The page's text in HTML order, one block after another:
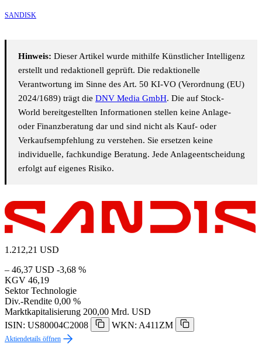
SANDISK
Hinweis: Dieser Artikel wurde mithilfe Künstlicher Intelligenz
erstellt und redaktionell geprüft. Die redaktionelle
Verantwortung im Sinne des Art. 50 KI-VO (Verordnung (EU)
2024/1689) trägt die DNV Media GmbH. Die auf Stock-
World bereitgestellten Informationen stellen keine Anlage-
oder Finanzberatung dar und sind nicht als Kauf- oder
Verkaufsempfehlung zu verstehen. Sie ersetzen keine
individuelle, fachkundige Beratung. Jede Anlageentscheidung
erfolgt auf eigenes Risiko.
1.212,21 USD
– 46,37 USD -3,68 %
KGV 46,19
Sektor Technologie
Div.-Rendite 0,00 %
Marktkapitalisierung 200,00 Mrd. USD
ISIN: US80004C2008
WKN: A411ZM
Aktiendetails öffnen